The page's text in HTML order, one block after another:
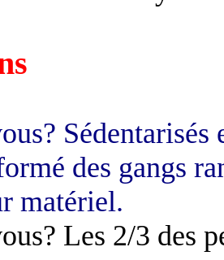
des gangs
matériel.
Les 2/3 des